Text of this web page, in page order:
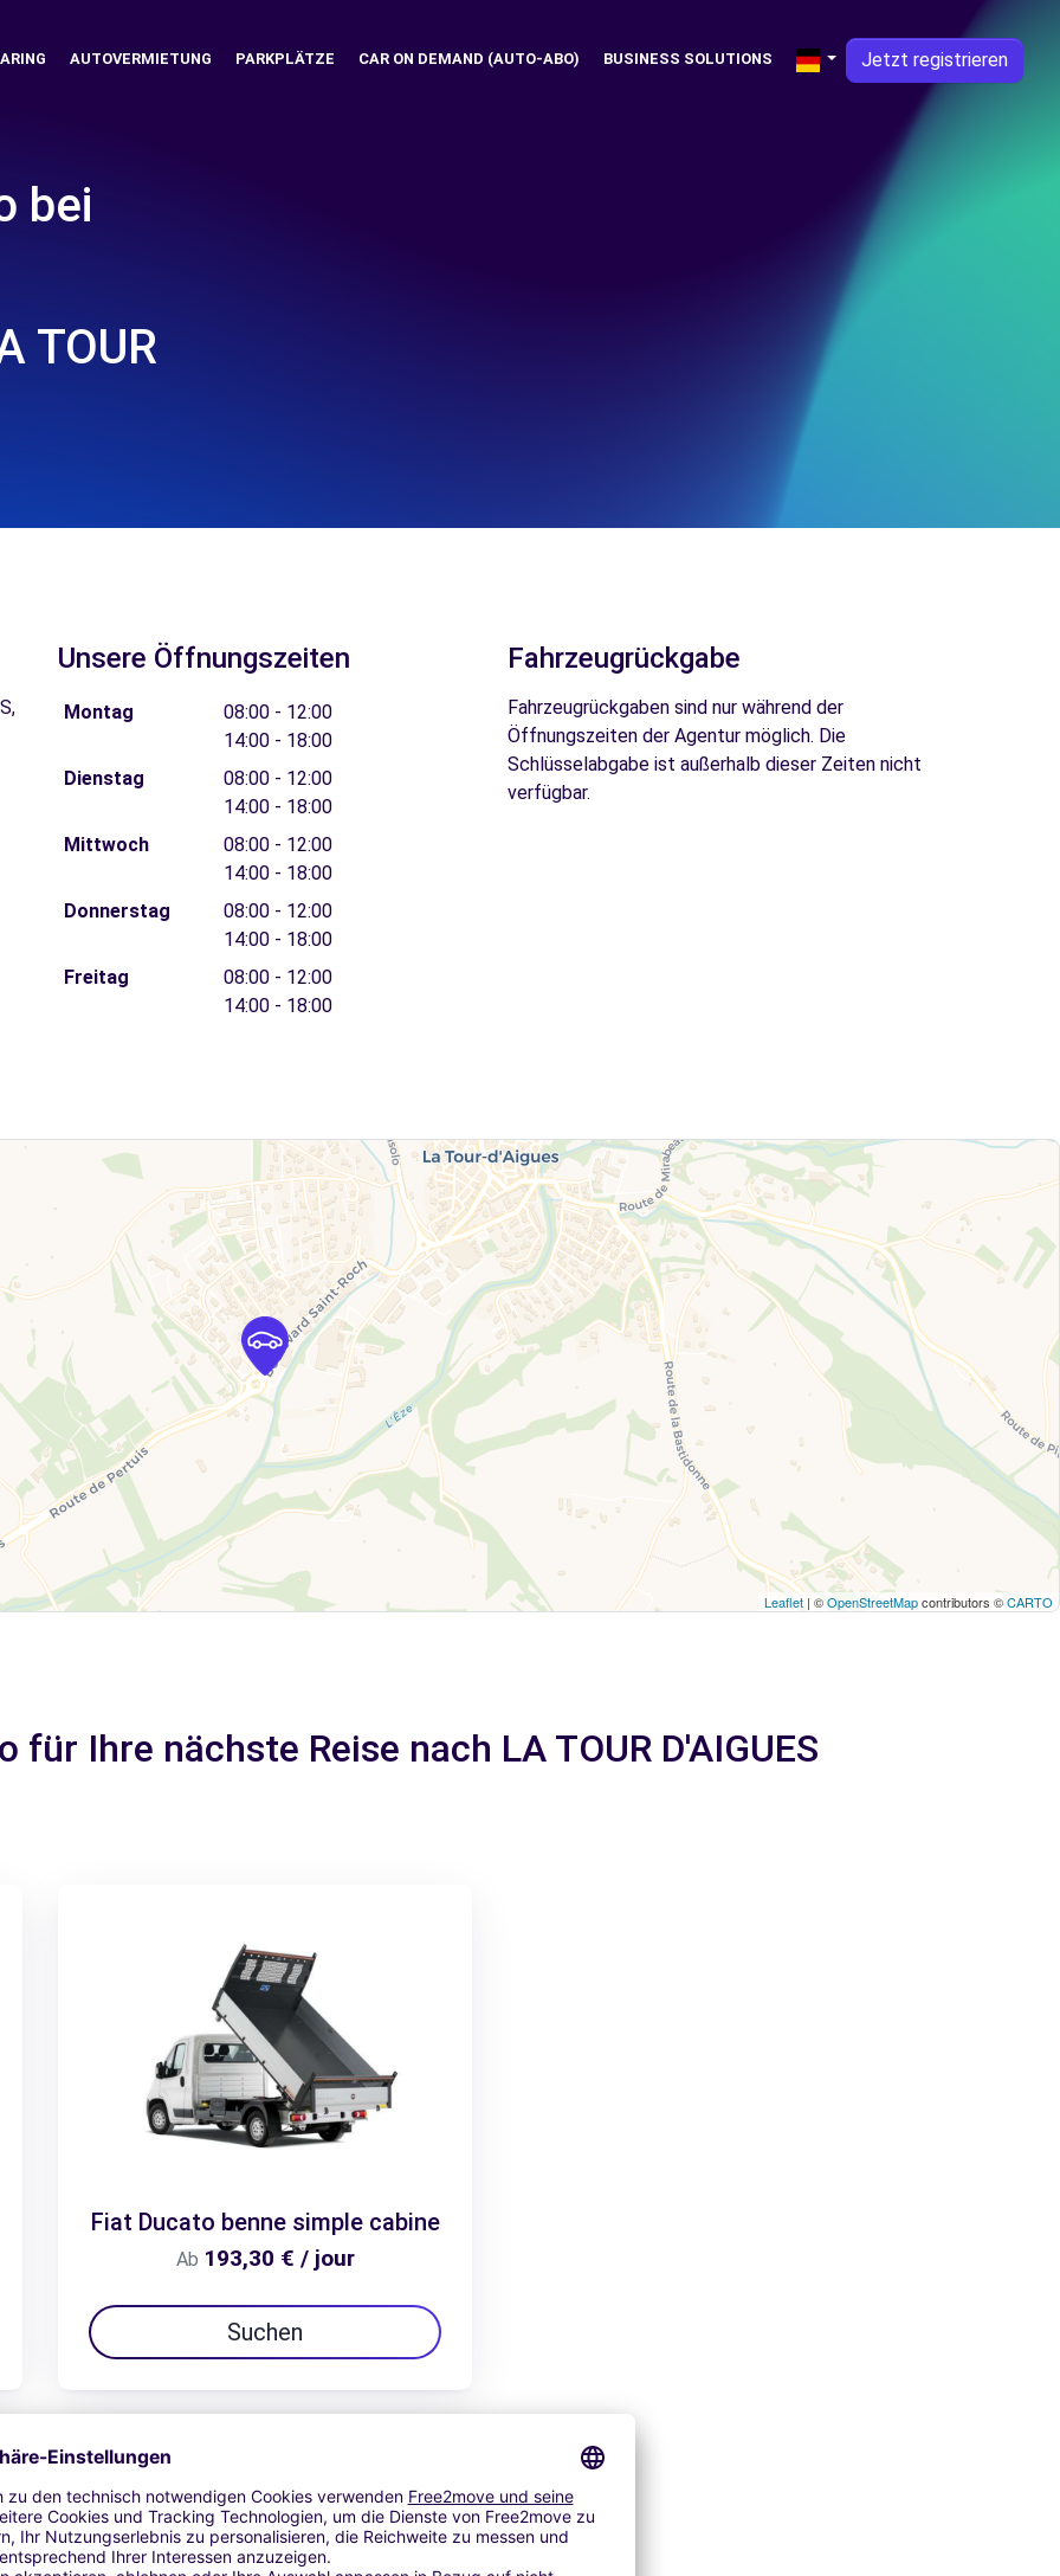
AUTOVERMIETUNG PARKPLÄTZE CAR ON DEMAND (AUTO-ABO) BUSINESS SOLUTIONS Jetzt registrieren
bei
TOUR
Unsere Öffnungszeiten
Montag
08:00 - 12:00
14:00 - 18:00
Dienstag
08:00 - 12:00
14:00 - 18:00
Mittwoch
08:00 - 12:00
14:00 - 18:00
Donnerstag
08:00 - 12:00
14:00 - 18:00
Freitag
08:00 - 12:00
14:00 - 18:00
Fahrzeugrückgabe
Fahrzeugrückgaben sind nur während der
Öffnungszeiten der Agentur möglich. Die
Schlüsselabgabe ist außerhalb dieser Zeiten nicht
verfügbar.
Leaflet | ©OpenStreetMapcontributors ©CARTO
für Ihre nächste Reise nach LA TOUR D'AIGUES
Fiat Ducato benne simple cabine
Ab 193,30 € / jour
Suchen
Zum Angebot